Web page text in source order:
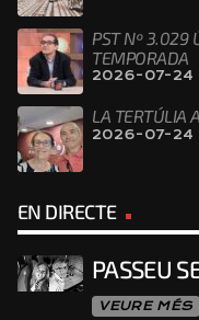
PST Nº 3.029
TEMPORADA
2026-07-24
LA TERTÚLIA
2026-07-24
EN DIRECTE
PASSEU
VEURE MÉS